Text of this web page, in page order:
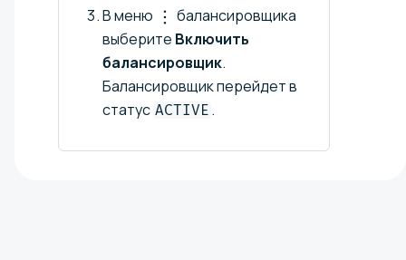
В меню
балансировщика
выберите Включить
балансировщик.
Балансировщик перейдет в
статус ACTIVE .